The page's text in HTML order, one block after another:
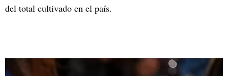
del total cultivado en el país.